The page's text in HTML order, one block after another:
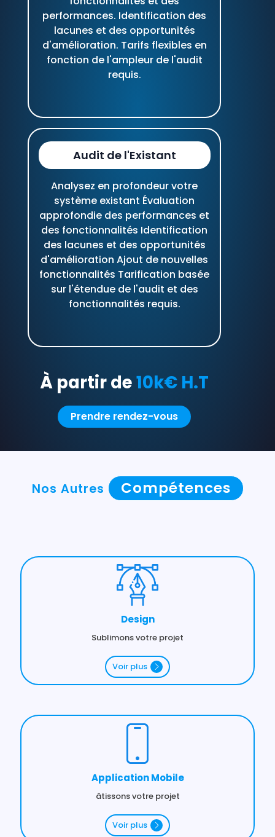
performances. Identification des
lacunes et des opportunités
d'amélioration. Tarifs flexibles en
fonction de l'ampleur de l'audit
requis.
Audit de l'Existant
Analysez en profondeur votre
système existant Évaluation
approfondie des performances et
des fonctionnalités Identification
des lacunes et des opportunités
d'amélioration Ajout de nouvelles
fonctionnalités Tarification basée
sur l'étendue de l'audit et des
fonctionnalités requis.
À partir de10k€ H.T
Prendre rendez-vous
Nos Autres Compétences
Design
Sublimons votre projet
Voir plus
Application Mobile
âtissons votre projet
Voir plus